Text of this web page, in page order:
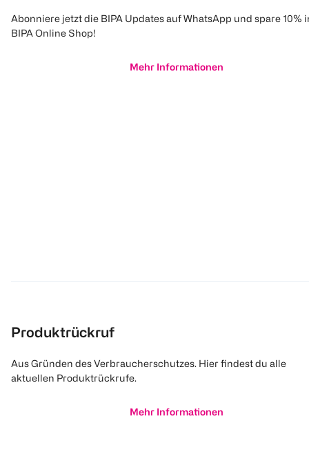
Abonniere jetzt die BIPA Updates auf WhatsApp und spare 10%
BIPA Online Shop!
Mehr Informationen
Produktrückruf
Aus Gründen des Verbraucherschutzes. Hier findest du alle
aktuellen Produktrückrufe.
Mehr Informationen